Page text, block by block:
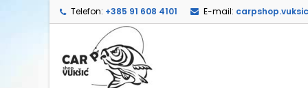
Telefon: +385 91 608 4101 E-mail: